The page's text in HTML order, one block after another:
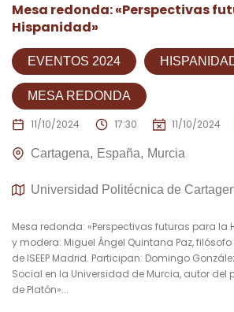
Mesa redonda: «Perspectivas
Hispanidad»
EVENTOS 2024
MESA REDONDA
11/10/2024 17:30 11/10/2024
Cartagena España Murcia
Universidad Politécnica de
Mesa redonda: «Perspectivas futuras para la
y modera: Miguel Ángel Quintana Paz,
de ISEEP Madrid. Participan: Domingo
Social en la Universidad de Murcia, autor del
de Platón»...